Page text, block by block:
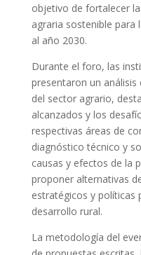
objetivo de fortalecer
agraria sostenible para
al año 2030.
Durante el foro, las
presentaron un
del sector agrario,
alcanzados y los
respectivas áreas de
diagnóstico técnico y
causas y efectos de la
proponer alternativas
estratégicos y políticas
desarrollo rural.
La metodología del